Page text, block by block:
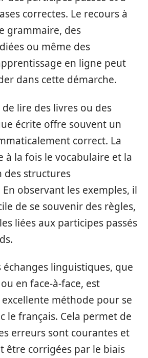
correctes. Le recours à
grammaire, des
ou même des
en ligne peut
dans cette démarche.
lire des livres ou des
écrite offre souvent un
correct. La
à la fois le vocabulaire et la
des structures
observant les exemples, il
de se souvenir des règles,
liées aux participes passés
échanges linguistiques, que
en face-à-face, est
méthode pour se
le français. Cela permet de
erreurs sont courantes et
être corrigées par le biais